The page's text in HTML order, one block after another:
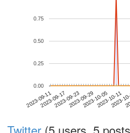
2023-09-112023-09-172023-09-232023-09-292023-10-052023-10-11
2023-
0.00
0.25
0.50
0.75